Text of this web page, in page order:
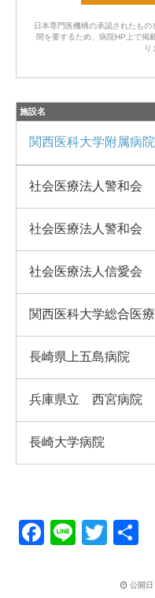
日本専門医機構の承認されたもの
間を要するため、病院HP上で掲
り
施設名
関西医科大学附属病院
社会医療法人警和会
社会医療法人警和会
社会医療法人信愛会
関西医科大学総合医
長崎県上五島病院
兵庫県立 西宮病院
長崎大学病院
F
Li
T
tt
公開